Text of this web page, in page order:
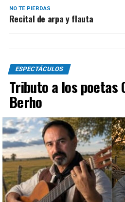
NO TE PIERDAS
Recital de arpa y flauta
ESPECTÁCULOS
Tributo a los poetas
Berho